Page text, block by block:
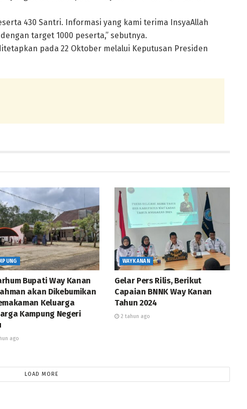
430 Santri. Informasi yang kami terima InsyaAllah
target 1000 peserta,” sebutnya.
pada 22 Oktober melalui Keputusan Presiden
Bupati Way Kanan
akan Dikebumikan
Keluarga
Kampung Negeri
ago
WAYKANAN
Gelar Pers Rilis, Berikut
Capaian BNNK Way Kanan
Tahun 2024
2 tahun ago
LOAD MORE